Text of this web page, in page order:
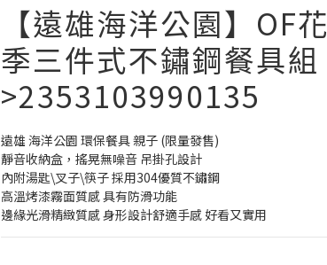
【遠雄海洋公園】OF花
季三件式不鏽鋼餐具組
>2353103990135
遠雄 海洋公園 環保餐具 親子 (限量發售)
靜音收納盒，搖晃無噪音 吊掛孔設計
內附湯匙\叉子\筷子 採用304優質不鏽鋼
高溫烤漆霧面質感 具有防滑功能
邊緣光滑精緻質感 身形設計舒適手感 好看又實用